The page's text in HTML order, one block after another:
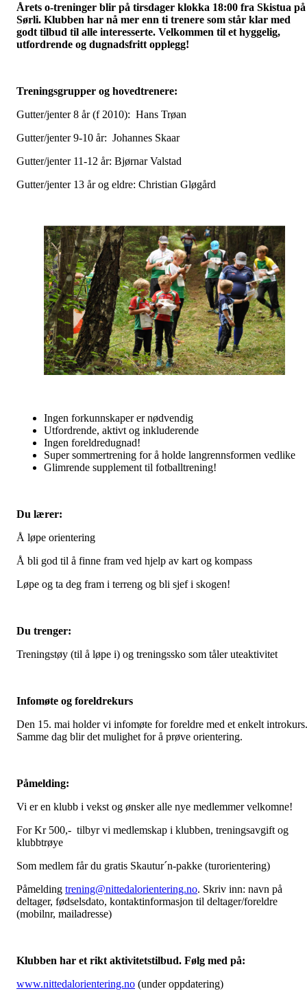
Årets o-treninger blir på tirsdager klokka 18:00 fra Skistua på
Sørli. Klubben har nå mer enn ti trenere som står klar med
godt tilbud til alle interesserte. Velkommen til et hyggelig,
utfordrende og dugnadsfritt opplegg!
Treningsgrupper og hovedtrenere:
Gutter/jenter 8 år (f 2010): Hans Trøan
Gutter/jenter 9-10 år: Johannes Skaar
Gutter/jenter 11-12 år: Bjørnar Valstad
Gutter/jenter 13 år og eldre: Christian Gløgård
Ingen forkunnskaper er nødvendig
Utfordrende, aktivt og inkluderende
Ingen foreldredugnad!
Super sommertrening for å holde langrennsformen vedlike
Glimrende supplement til fotballtrening!
Du lærer:
Å løpe orientering
Å bli god til å finne fram ved hjelp av kart og kompass
Løpe og ta deg fram i terreng og bli sjef i skogen!
Du trenger:
Treningstøy (til å løpe i) og treningssko som tåler uteaktivitet
Infomøte og foreldrekurs
Den 15. mai holder vi infomøte for foreldre med et enkelt introkurs.
Samme dag blir det mulighet for å prøve orientering.
Påmelding:
Vi er en klubb i vekst og ønsker alle nye medlemmer velkomne!
For Kr 500,- tilbyr vi medlemskap i klubben, treningsavgift og
klubbtrøye
Som medlem får du gratis Skautur´n-pakke (turorientering)
Påmelding trening@nittedalorientering.no. Skriv inn: navn på
deltager, fødselsdato, kontaktinformasjon til deltager/foreldre
(mobilnr, mailadresse)
Klubben har et rikt aktivitetstilbud. Følg med på:
www.nittedalorientering.no (under oppdatering)